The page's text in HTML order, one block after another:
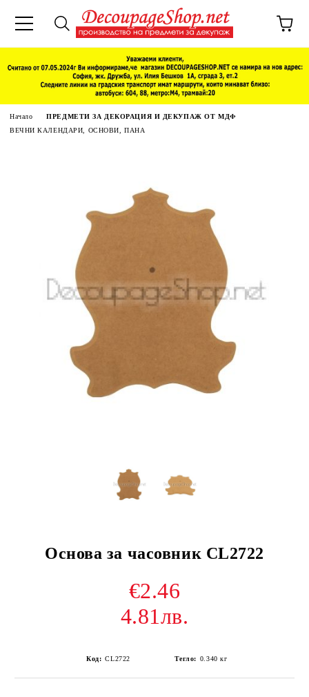
Начало
ПРЕДМЕТИ ЗА ДЕКОРАЦИЯ И ДЕКУПАЖ ОТ МДФ
ВЕЧНИ КАЛЕНДАРИ, ОСНОВИ, ПАНА
Основа за часовник CL2722
€2.46
4.81лв.
Код: CL2722 Тегло: 0.340 кг